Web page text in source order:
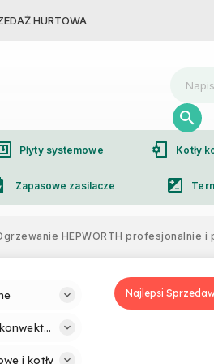
HURTOWA
Płyty systemowe phonelink_setup Kotły
Zapasowe zasilacze iso
HEPWORTH profesjonalnie i
Elektryczne kotły i konwektory
i kotły